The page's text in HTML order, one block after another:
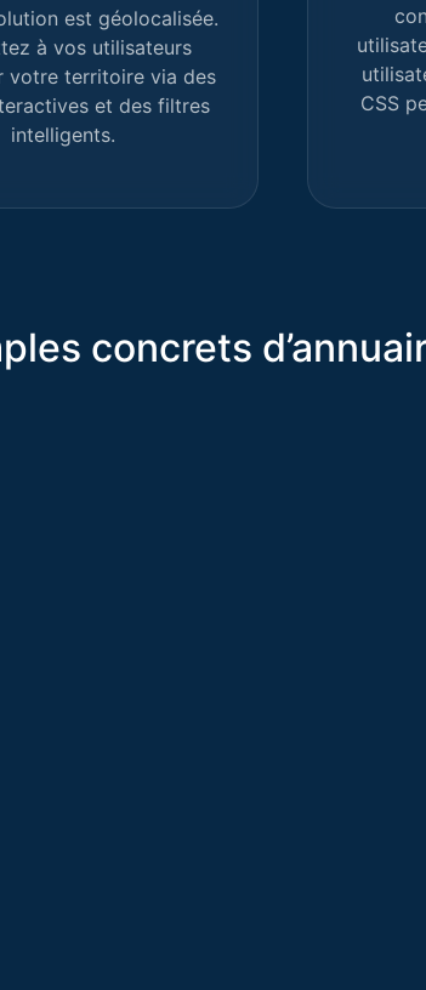
est géolocalisée.
à vos utilisateurs
votre territoire via des
et des filtres
intelligents.
CSS
concrets